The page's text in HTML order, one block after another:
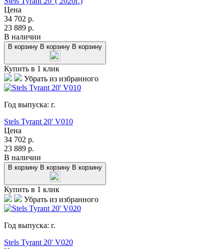
Цена
34 702 р.
23 889 р.
В наличии
В корзину В корзину В корзину
Купить в 1 клик
Убрать из избранного
Год выпуска: г.
Stels Tyrant 20' V010
Цена
34 702 р.
23 889 р.
В наличии
В корзину В корзину В корзину
Купить в 1 клик
Убрать из избранного
Год выпуска: г.
Stels Tyrant 20' V020